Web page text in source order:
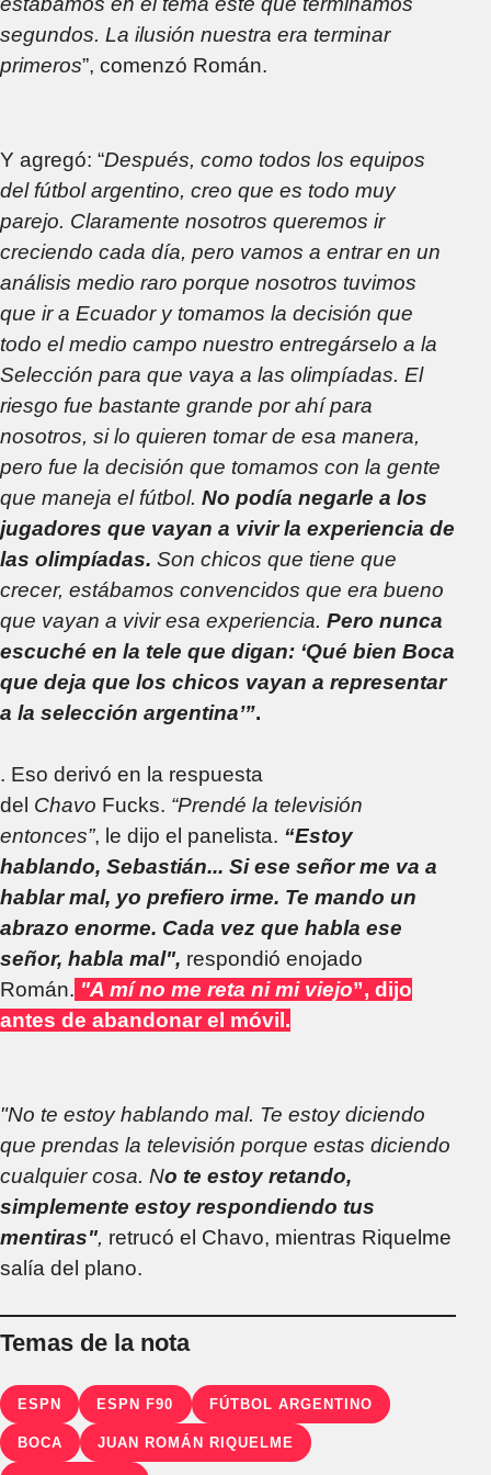
segundos. La ilusión nuestra era terminar
primeros”, comenzó Román.
Y agregó: “Después, como todos los equipos
del fútbol argentino, creo que es todo muy
parejo. Claramente nosotros queremos ir
creciendo cada día, pero vamos a entrar en un
análisis medio raro porque nosotros tuvimos
que ir a Ecuador y tomamos la decisión que
todo el medio campo nuestro entregárselo a la
Selección para que vaya a las olimpíadas. El
riesgo fue bastante grande por ahí para
nosotros, si lo quieren tomar de esa manera,
pero fue la decisión que tomamos con la gente
que maneja el fútbol. No podía negarle a los
jugadores que vayan a vivir la experiencia de
las olimpíadas. Son chicos que tiene que
crecer, estábamos convencidos que era bueno
que vayan a vivir esa experiencia. Pero nunca
escuché en la tele que digan: ‘Qué bien Boca
que deja que los chicos vayan a representar
a la selección argentina’”.
. Eso derivó en la respuesta
del Chavo Fucks. “Prendé la televisión
entonces”, le dijo el panelista. “Estoy
hablando, Sebastián... Si ese señor me va a
hablar mal, yo prefiero irme. Te mando un
abrazo enorme. Cada vez que habla ese
señor, habla mal", respondió enojado
Román. "A mí no me reta ni mi viejo”, dijo
antes de abandonar el móvil.
"No te estoy hablando mal. Te estoy diciendo
que prendas la televisión porque estas diciendo
cualquier cosa. No te estoy retando,
simplemente estoy respondiendo tus
mentiras", retrucó el Chavo, mientras Riquelme
salía del plano.
Temas de la nota
ESPN ESPN F90 FÚTBOL ARGENTINO
BOCA JUAN ROMÁN RIQUELME